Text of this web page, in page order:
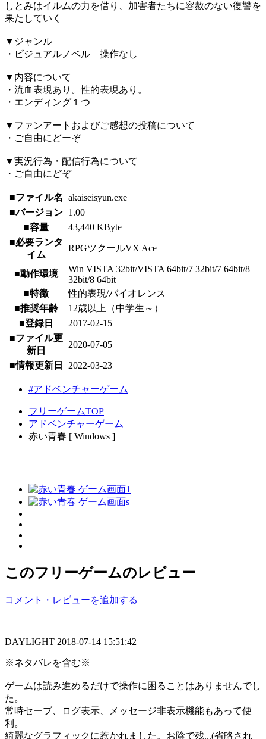
しとみはイルムの力を借り、加害者たちに容赦のない復讐を
果たしていく
▼ジャンル
・ビジュアルノベル 操作なし
▼内容について
・流血表現あり。性的表現あり。
・エンディング１つ
▼ファンアートおよびご感想の投稿について
・ご自由にどーぞ
▼実況行為・配信行為について
・ご自由にどぞ
■ファイル名
akaiseisyun.exe
■バージョン 1.00
■容量
43,440 KByte
■必要ランタ
イム
RPGツクールVX Ace
■動作環境
Win VISTA 32bit/VISTA 64bit/7 32bit/7 64bit/8
32bit/8 64bit
■特徴
性的表現/バイオレンス
■推奨年齢
12歳以上（中学生～）
■登録日
2017-02-15
■ファイル更
新日
2020-07-05
■情報更新日 2022-03-23
#アドベンチャーゲーム
フリーゲームTOP
アドベンチャーゲーム
赤い青春 [ Windows ]
このフリーゲームのレビュー
コメント・レビューを追加する
DAYLIGHT 2018-07-14 15:51:42
※ネタバレを含む※
ゲームは読み進めるだけで操作に困ることはありませんでし
た。
常時セーブ、ログ表示、メッセージ非表示機能もあって便
利。
綺麗なグラフィックに惹かれました。お陰で残...(省略され